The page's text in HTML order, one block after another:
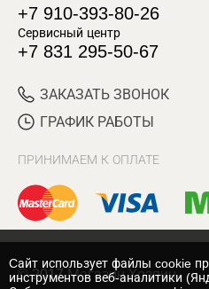
+7 910-393-80-26
Сервисный центр
+7 831 295-50-67
ЗАКАЗАТЬ ЗВОНОК
ГРАФИК РАБОТЫ
ПРИНИМАЕМ К ОПЛАТЕ
© 2017 Магазин Хозяин
Cайт использует файлы cookie
инструментов веб-аналитики